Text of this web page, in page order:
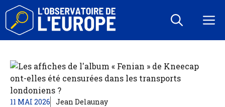
Aller
contenu
11 MAI 2026 Jean Delaunay